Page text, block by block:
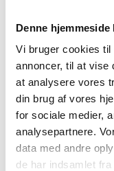
Denne
Vi bruger cookies
annoncer, til at vise
at analysere vores
din brug af vores
for sociale medier,
analysepartnere.
data med andre
de har indsamlet
udvalgte
grafer på en
SE40-styring er
SILHORKOs
specifikke
med kvalificeret